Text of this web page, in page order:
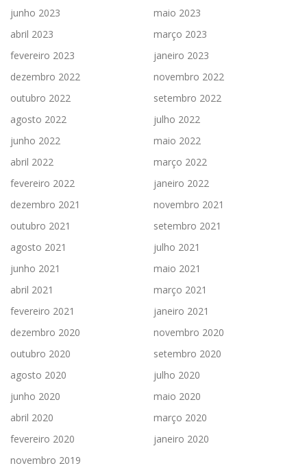
junho 2023
maio 2023
abril 2023
março 2023
fevereiro 2023
janeiro 2023
dezembro 2022
novembro 2022
outubro 2022
setembro 2022
agosto 2022
julho 2022
junho 2022
maio 2022
abril 2022
março 2022
fevereiro 2022
janeiro 2022
dezembro 2021
novembro 2021
outubro 2021
setembro 2021
agosto 2021
julho 2021
junho 2021
maio 2021
abril 2021
março 2021
fevereiro 2021
janeiro 2021
dezembro 2020
novembro 2020
outubro 2020
setembro 2020
agosto 2020
julho 2020
junho 2020
maio 2020
abril 2020
março 2020
fevereiro 2020
janeiro 2020
novembro 2019